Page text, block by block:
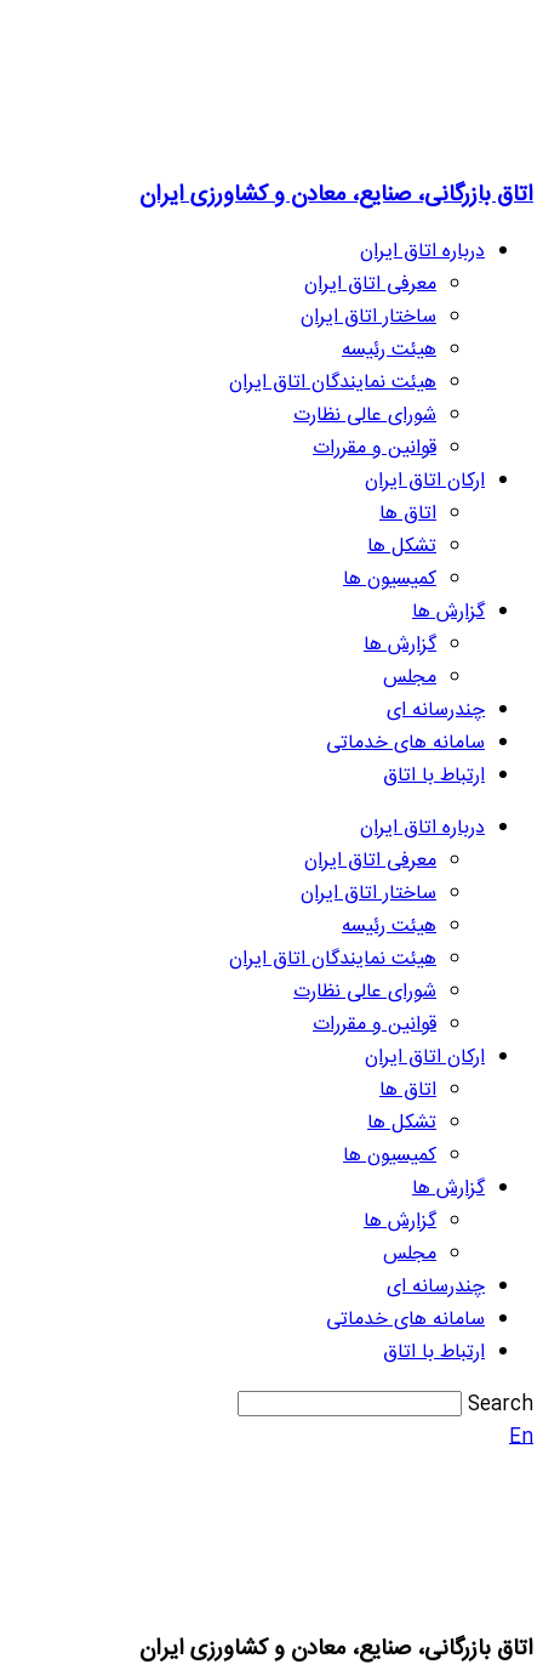
اتاق بازرگانی، صنایع، معادن و کشاورزی ایران
درباره اتاق ایران
معرفی اتاق ایران
ساختار اتاق ایران
هیئت رئیسه
هیئت نمایندگان اتاق ایران
شورای عالی نظارت
قوانین و مقررات
ارکان اتاق ایران
اتاق ها
تشکل ها
کمیسیون ها
گزارش ها
گزارش ها
مجلس
چندرسانه ای
سامانه های خدماتی
ارتباط با اتاق
درباره اتاق ایران
معرفی اتاق ایران
ساختار اتاق ایران
هیئت رئیسه
هیئت نمایندگان اتاق ایران
شورای عالی نظارت
قوانین و مقررات
ارکان اتاق ایران
اتاق ها
تشکل ها
کمیسیون ها
گزارش ها
گزارش ها
مجلس
چندرسانه ای
سامانه های خدماتی
ارتباط با اتاق
Search
En
اتاق بازرگانی، صنایع، معادن و کشاورزی ایران